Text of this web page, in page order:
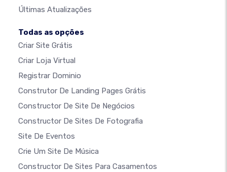
Últimas Atualizações
Todas as opções
Criar Site Grátis
Criar Loja Virtual
Registrar Dominio
Construtor De Landing Pages Grátis
Constructor De Site De Negócios
Constructor De Sites De Fotografia
Site De Eventos
Crie Um Site De Música
Constructor De Sites Para Casamentos